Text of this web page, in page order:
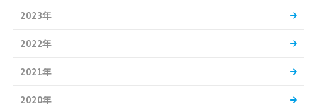
2023年
2022年
2021年
2020年